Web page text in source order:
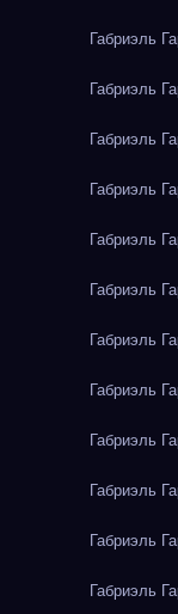
Габриэль
Габриэль
Габриэль
Габриэль
Габриэль
Габриэль
Габриэль
Габриэль
Габриэль
Габриэль
Габриэль
Габриэль